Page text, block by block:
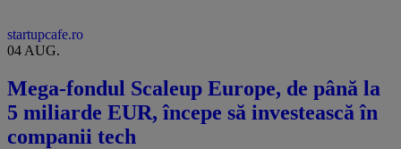
startupcafe.ro
04 AUG.
Mega-fondul Scaleup Europe, de până la
5 miliarde EUR, începe să investească în
companii tech